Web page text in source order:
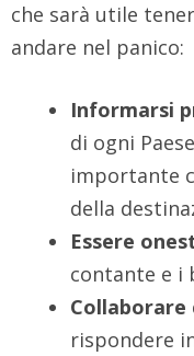
che sarà utile
andare nel panico:
Informarsi
di ogni
importante
della
Essere
contante e i
rispondere